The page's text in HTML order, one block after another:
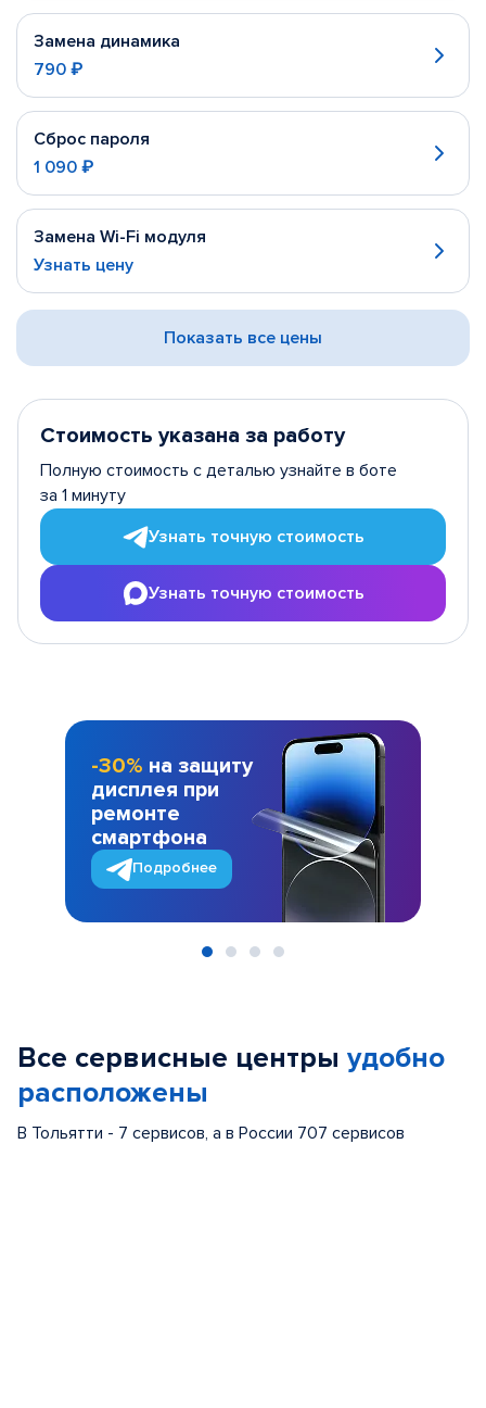
Замена динамика
790 ₽
Сброс пароля
1 090 ₽
Замена Wi-Fi модуля
Узнать цену
Показать все цены
Стоимость указана за работу
Полную стоимость с деталью узнайте в боте
за 1 минуту
Узнать точную стоимость
Узнать точную стоимость
-30% на защиту
дисплея при
ремонте
смартфона
Подробнее
Все сервисные центры удобно
расположены
В Тольятти - 7 сервисов, а в России 707 сервисов